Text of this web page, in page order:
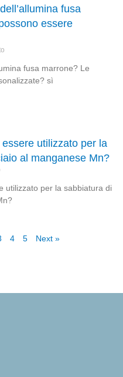
fusa
essere
fusa marrone? Le
sì
utilizzato per la
al manganese Mn?
utilizzato per la sabbiatura di
4 5 Next »